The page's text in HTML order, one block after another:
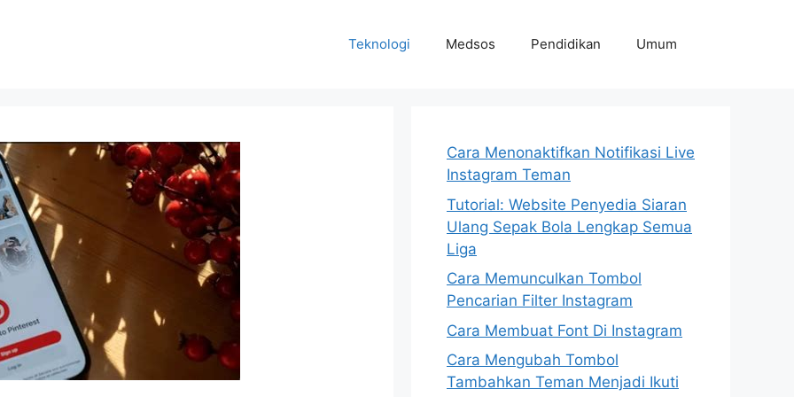
Teknologi Medsos Pendidikan Umum
Cara Menonaktifkan Notifikasi Live
Instagram Teman
Tutorial: Website Penyedia Siaran
Ulang Sepak Bola Lengkap Semua
Liga
Cara Memunculkan Tombol
Pencarian Filter Instagram
Cara Membuat Font Di Instagram
Cara Mengubah Tombol
Tambahkan Teman Menjadi Ikuti